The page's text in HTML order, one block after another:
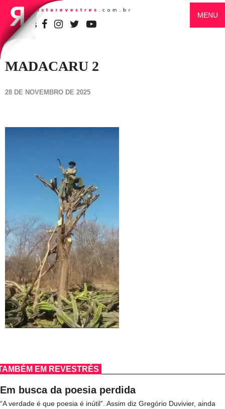
SIGA-NOS
MENU
MADACARU 2
28 DE NOVEMBRO DE 2025
EM REVESTRÉS
Em busca da poesia perdida
“A verdade é que poesia é inútil”. Assim diz Gregório Duvivier, ainda